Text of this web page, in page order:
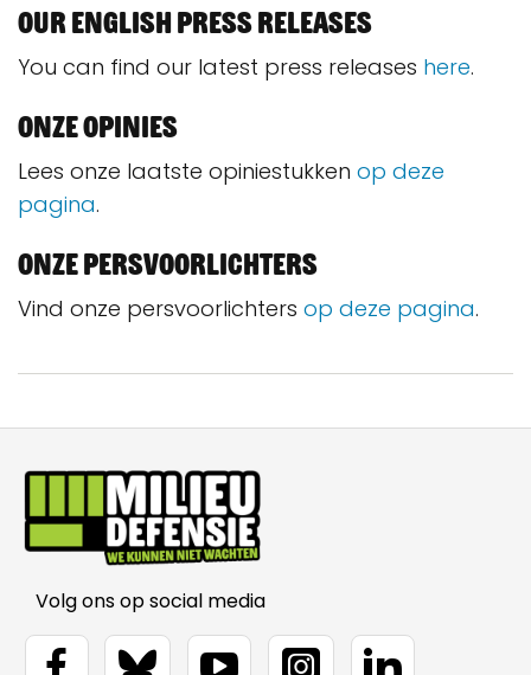
Our English press releases
You can find our latest press releases here.
Onze opinies
Lees onze laatste opiniestukken op deze
pagina.
Onze persvoorlichters
Vind onze persvoorlichters op deze pagina.
Volg ons op social media